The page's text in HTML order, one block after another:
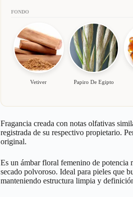
FONDO
Vetiver Papiro De Egipto
Fragancia creada con notas olfativas
registrada de su respectivo propietario.
original.
Es un ámbar floral femenino de potencia
secado polvoroso. Ideal para pieles que
manteniendo estructura limpia y